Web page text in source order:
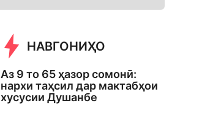
НАВГОНИҲО
Аз 9 то 65 ҳазор сомонӣ:
нархи таҳсил дар мактабҳои
хусусии Душанбе